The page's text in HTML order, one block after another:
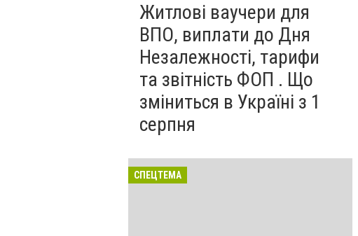
Житлові ваучери для
ВПО, виплати до Дня
Незалежності, тарифи
та звітність ФОП . Що
зміниться в Україні з 1
серпня
СПЕЦТЕМА